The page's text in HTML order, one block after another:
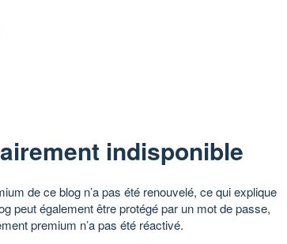
indisponible
de ce blog n’a pas été renouvelé, ce qui explique
peut également être protégé par un mot de passe,
premium n’a pas été réactivé.